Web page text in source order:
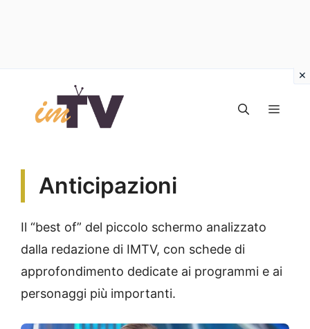
contenuto
Anticipazioni
Il “best of” del piccolo schermo analizzato
dalla redazione di IMTV, con schede di
approfondimento dedicate ai programmi e ai
personaggi più importanti.